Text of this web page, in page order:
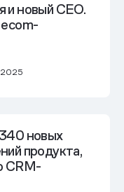
и новый CEO.
ecom-
2025
новых
продукта,
CRM-